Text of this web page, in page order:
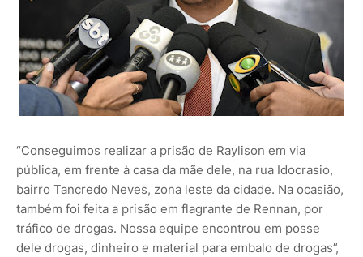
“Conseguimos realizar a prisão de Raylison em via
pública, em frente à casa da mãe dele, na rua Idocrasio,
bairro Tancredo Neves, zona leste da cidade. Na ocasião,
também foi feita a prisão em flagrante de Rennan, por
tráfico de drogas. Nossa equipe encontrou em posse
dele drogas, dinheiro e material para embalo de drogas”,